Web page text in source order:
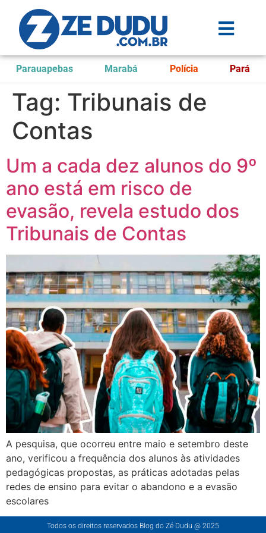
Parauapebas Marabá Polícia Pará
Tag: Tribunais de
Contas
Um a cada dez alunos do 9º
ano está em risco de
evasão, revela estudo dos
Tribunais de Contas
A pesquisa, que ocorreu entre maio e setembro deste
ano, verificou a frequência dos alunos às atividades
pedagógicas propostas, as práticas adotadas pelas
redes de ensino para evitar o abandono e a evasão
escolares
Todos os direitos reservados Blog do Zé Dudu @ 2025